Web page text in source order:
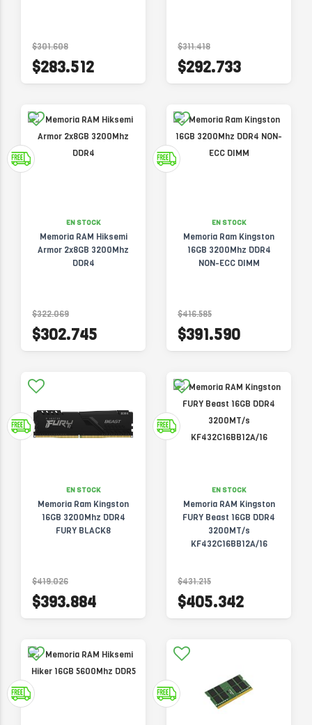
$301.608
$283.512
$311.418
$292.733
EN STOCK
Memoria RAM Hiksemi
Armor 2x8GB 3200Mhz
DDR4
$322.069
$302.745
EN STOCK
Memoria Ram Kingston
16GB 3200Mhz DDR4
NON-ECC DIMM
$416.585
$391.590
EN STOCK
Memoria Ram Kingston
16GB 3200Mhz DDR4
FURY BLACK8
$419.026
$393.884
EN STOCK
Memoria RAM Kingston
FURY Beast 16GB DDR4
3200MT/s
KF432C16BB12A/16
$431.215
$405.342